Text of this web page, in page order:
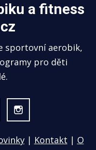
a fitness
sportovní aerobik,
pro děti
| Kontakt | O